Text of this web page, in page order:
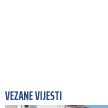
VEZANE VIJESTI